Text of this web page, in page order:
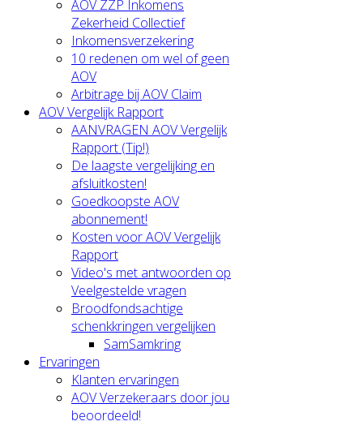
AOV ZZP Inkomens
Zekerheid Collectief
Inkomensverzekering
10 redenen om wel of geen
AOV
Arbitrage bij AOV Claim
AOV Vergelijk Rapport
AANVRAGEN AOV Vergelijk
Rapport (Tip!)
De laagste vergelijking en
afsluitkosten!
Goedkoopste AOV
abonnement!
Kosten voor AOV Vergelijk
Rapport
Video's met antwoorden op
Veelgestelde vragen
Broodfondsachtige
schenkkringen vergelijken
SamSamkring
Ervaringen
Klanten ervaringen
AOV Verzekeraars door jou
beoordeeld!